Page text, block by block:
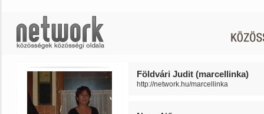
Földvári Judit (marcellinka)
http://network.hu/marcellinka